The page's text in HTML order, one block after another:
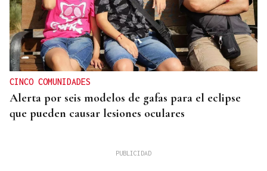
CINCO COMUNIDADES
Alerta por seis modelos de gafas para el eclipse
que pueden causar lesiones oculares